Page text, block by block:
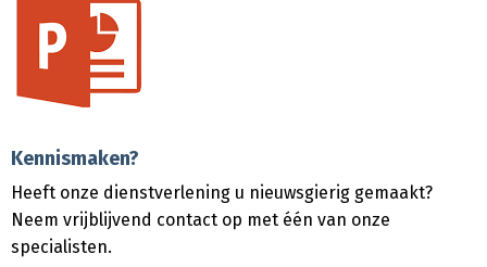
Kennismaken?
Heeft onze dienstverlening u nieuwsgierig gemaakt?
Neem vrijblijvend contact op met één van onze
specialisten.